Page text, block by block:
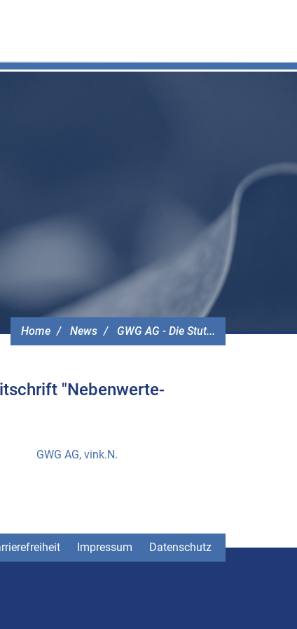
Home News GWG AG - Die Stut...
"Nebenwerte-
GWG AG, vink.N.
Impressum Datenschutz